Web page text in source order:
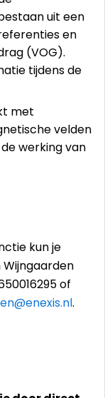
uit een
en
(VOG).
tijdens de
met
velden
werking van
kun je
of
.